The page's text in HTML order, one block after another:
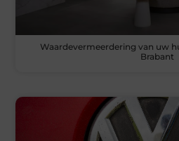
Waardevermeerdering van uw
Brabant